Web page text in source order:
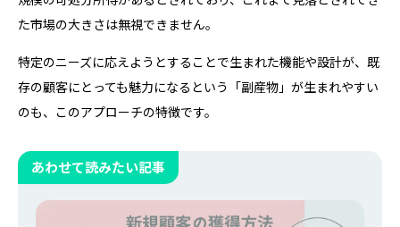
た市場の大きさは無視できません。
特定のニーズに応えようとすることで生まれた機能や設計が、既
存の顧客にとっても魅力になるという「副産物」が生まれやすい
のも、このアプローチの特徴です。
あわせて読みたい記事